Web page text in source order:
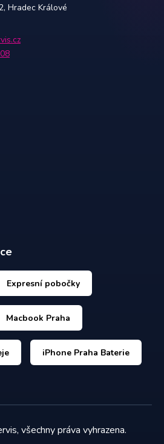
Hradec Králové
Expresní pobočky
Macbook Praha
iPhone Praha Baterie
všechny práva vyhrazena.